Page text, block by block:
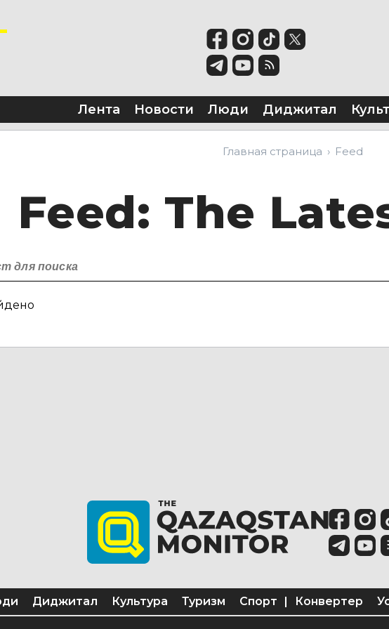
Лента Новости Люди Диджитал
Главная страница Feed
Feed: The
Диджитал Культура Туризм Спорт | Конвертер